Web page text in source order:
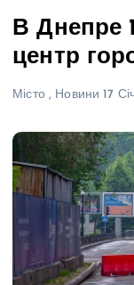
В Днепре
центр
Місто, Новини 17